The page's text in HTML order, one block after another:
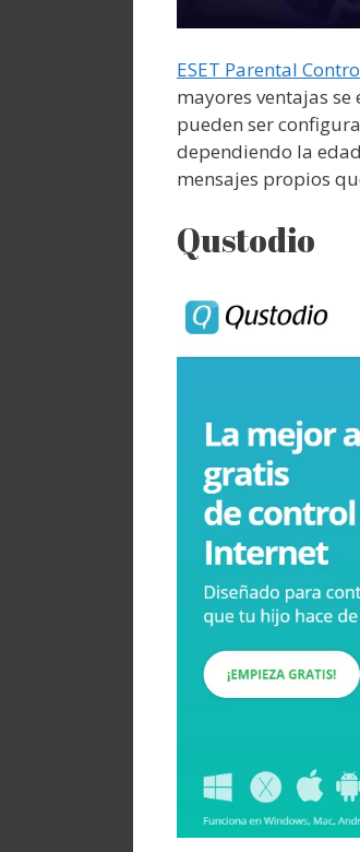
ESET Parental
mayores ventajas
pueden ser
dependiendo la
mensajes propios
Qustodio